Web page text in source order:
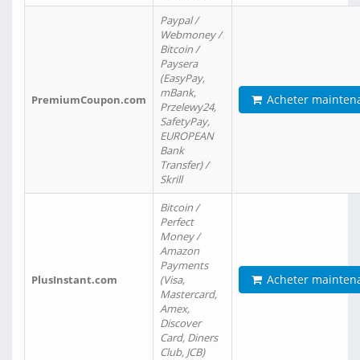
PremiumCoupon.com
Paypal /
Webmoney /
Bitcoin /
Paysera
(EasyPay,
mBank,
Przelewy24,
SafetyPay,
EUROPEAN
Bank
Transfer) /
Skrill
Acheter
PlusInstant.com
Bitcoin /
Perfect
Money /
Amazon
Payments
(Visa,
Mastercard,
Amex,
Discover
Card, Diners
Club, JCB)
Acheter